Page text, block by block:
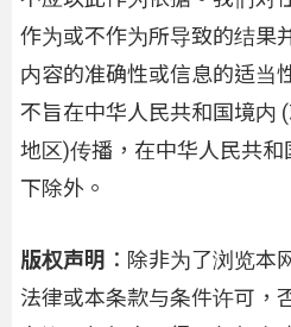
作为或不作为所导致的结果
内容的准确性或信息的适当
不旨在中华人民共和国境内
地区)传播，在中华人民共
下除外。
版权声明 ：除非为了浏览本
法律或本条款与条件许可，